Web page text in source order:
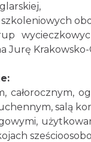
Jurę
całorocznym,
salą